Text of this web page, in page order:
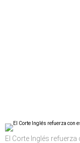
El Corte Inglés